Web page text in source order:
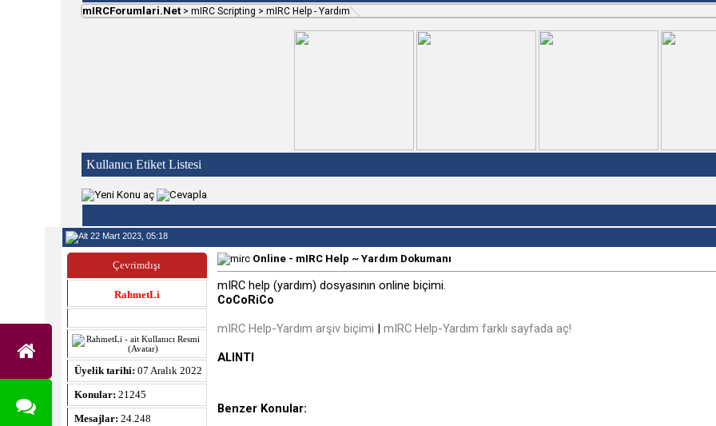
mIRCForumlari.Net >mIRC Scripting >mIRC Help - Yardım
Kullanıcı Etiket Listesi
22 Mart 2023, 05:18
Çevrimdışı
RahmetLi
Üyelik tarihi: 07 Aralık 2022
Konular: 21245
Mesajlar: 24.248
Online - mIRC Help ~ Yardım Dokumanı
mIRC help (yardım) dosyasının online biçimi.
CoCoRiCo
mIRC Help-Yardım arşiv biçimi | mIRC Help-Yardım farklı sayfada aç!
ALINTI
Benzer Konular: